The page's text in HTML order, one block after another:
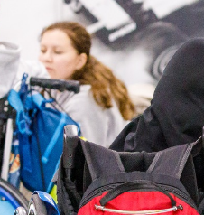
Версия для
Новости
Wheelchair Half